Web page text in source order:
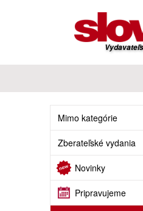
Mimo kategórie
Zberateľské vydania
Novinky
Pripravujeme